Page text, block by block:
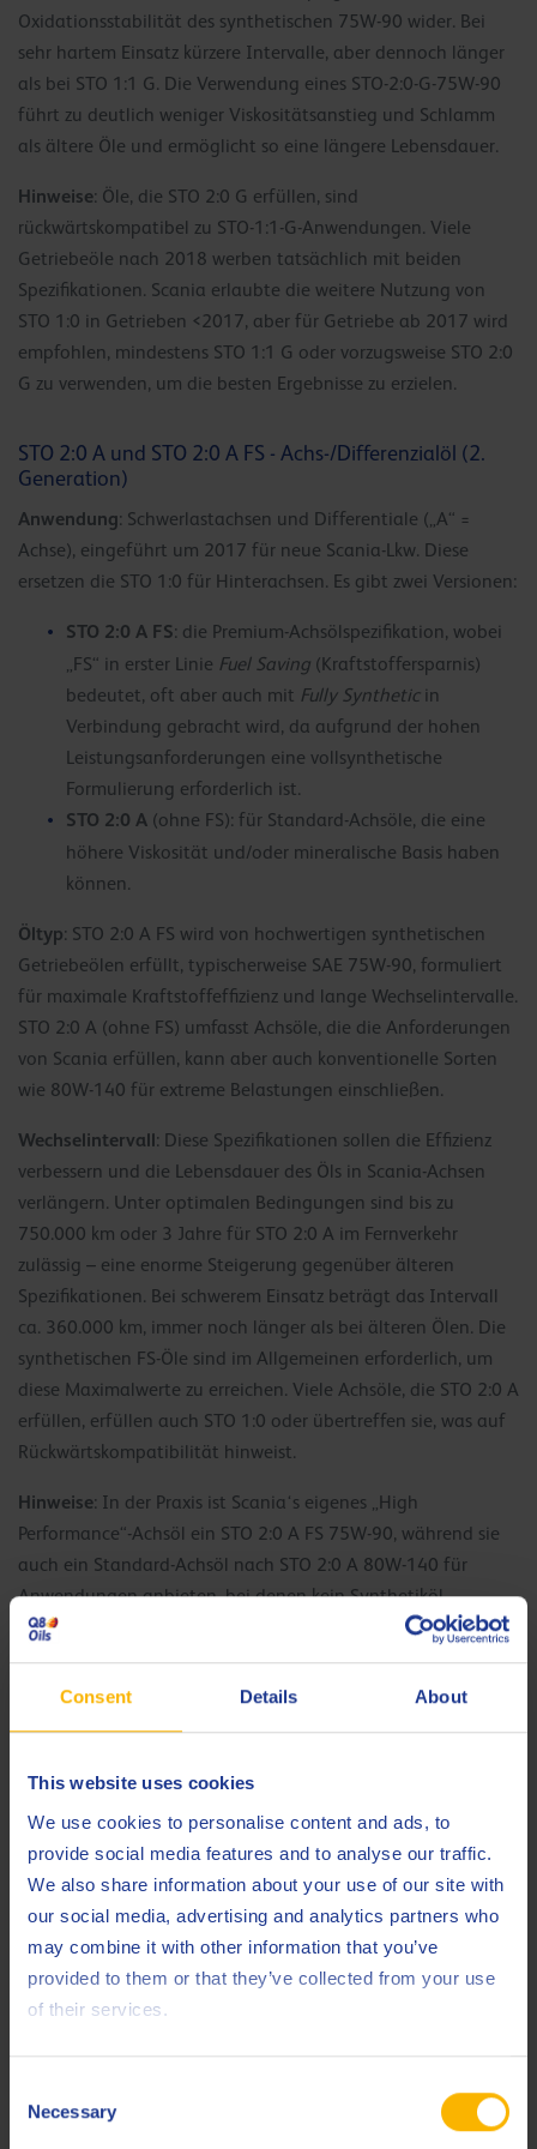
Consent Details About
This website uses cookies
We use cookies to personalise content and ads, to
provide social media features and to analyse our traffic.
We also share information about your use of our site with
our social media, advertising and analytics partners who
may combine it with other information that you’ve
provided to them or that they’ve collected from your use
of their services.
Selection
Necessary
Oxidationsstabilität des synthetischen 75W-90 wider. Bei
sehr hartem Einsatz kürzere Intervalle, aber dennoch länger
als bei STO 1:1 G. Die Verwendung eines STO-2:0-G-75W-90
führt zu deutlich weniger Viskositätsanstieg und Schlamm
als ältere Öle und ermöglicht so eine längere Lebensdauer.
Hinweise: Öle, die STO 2:0 G erfüllen, sind
rückwärtskompatibel zu STO-1:1-G-Anwendungen. Viele
Getriebeöle nach 2018 werben tatsächlich mit beiden
Spezifikationen. Scania erlaubte die weitere Nutzung von
STO 1:0 in Getrieben <2017, aber für Getriebe ab 2017 wird
empfohlen, mindestens STO 1:1 G oder vorzugsweise STO 2:0
G zu verwenden, um die besten Ergebnisse zu erzielen.
STO 2:0 A und STO 2:0 A FS - Achs-/Differenzialöl (2.
Generation)
Anwendung: Schwerlastachsen und Differentiale („A“ =
Achse), eingeführt um 2017 für neue Scania-Lkw. Diese
ersetzen die STO 1:0 für Hinterachsen. Es gibt zwei Versionen:
STO 2:0 A FS: die Premium-Achsölspezifikation, wobei
„FS“ in erster Linie Fuel Saving (Kraftstoffersparnis)
bedeutet, oft aber auch mit Fully Syntheticin
Verbindung gebracht wird, da aufgrund der hohen
Leistungsanforderungen eine vollsynthetische
Formulierung erforderlich ist.
STO 2:0 A (ohne FS): für Standard-Achsöle, die eine
höhere Viskosität und/oder mineralische Basis haben
können.
Öltyp: STO 2:0 A FS wird von hochwertigen synthetischen
Getriebeölen erfüllt, typischerweise SAE 75W-90, formuliert
für maximale Kraftstoffeffizienz und lange Wechselintervalle.
STO 2:0 A (ohne FS) umfasst Achsöle, die die Anforderungen
von Scania erfüllen, kann aber auch konventionelle Sorten
wie 80W-140 für extreme Belastungen einschließen.
Wechselintervall: Diese Spezifikationen sollen die Effizienz
verbessern und die Lebensdauer des Öls in Scania-Achsen
verlängern. Unter optimalen Bedingungen sind bis zu
750.000 km oder 3 Jahre für STO 2:0 A im Fernverkehr
zulässig – eine enorme Steigerung gegenüber älteren
Spezifikationen. Bei schwerem Einsatz beträgt das Intervall
ca. 360.000 km, immer noch länger als bei älteren Ölen. Die
synthetischen FS-Öle sind im Allgemeinen erforderlich, um
diese Maximalwerte zu erreichen. Viele Achsöle, die STO 2:0 A
erfüllen, erfüllen auch STO 1:0 oder übertreffen sie, was auf
Rückwärtskompatibilität hinweist.
Hinweise: In der Praxis ist Scania‘s eigenes „High
Performance“-Achsöl ein STO 2:0 A FS 75W-90, während sie
auch ein Standard-Achsöl nach STO 2:0 A 80W-140 für
Anwendungen anbieten, bei denen kein Synthetiköl
erforderlich ist. FS-Öle werden für neue Euro-VI-Lkw dringend
empfohlen, um die Effizienz zu maximieren.
Anwendung: Die neueste Scania-Spezifikation für
Schaltgetriebeöl, eingeführt für die neueste
Getriebegeneration, insbesondere die Scania-Getriebereihen
G25 und G33 (~2020). „MTF“ steht fürManual Transmission
Fluid . Sie wurde speziell entwickelt, um die Schaltleistung zu
verbessern und eine extrem lange Lebensdauer in diesen
neuen Getrieben zu gewährleisten. Wichtig: STO MTF ist kein
GL-5-Öl – es entspricht eher einem GL-4-Spezialöl für
Öltyp: SAE 75W-80, API GL-4 vollsynthetisch. Dieses Öl mit